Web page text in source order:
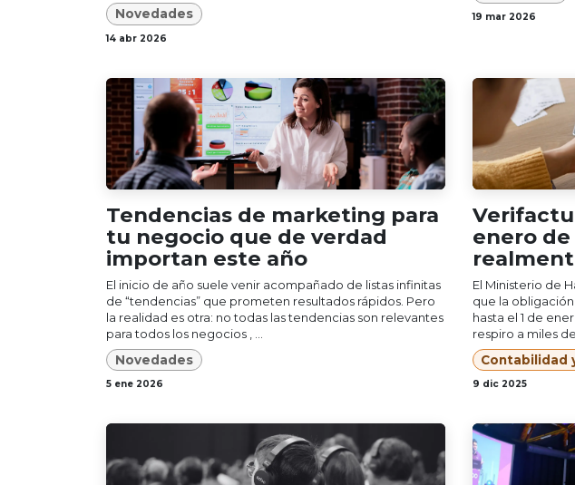
Novedades
14 abr 2026
19 mar 2026
Tendencias de marketing para
tu negocio que de verdad
importan este año
El inicio de año suele venir acompañado de listas infinitas
de “tendencias” que prometen resultados rápidos. Pero
la realidad es otra: no todas las tendencias son relevantes
para todos los negocios , ...
Novedades
5 ene 2026
Verifactu
enero de
El Ministerio de
que la
hasta el 1 de
respiro a miles
Contabilidad
9 dic 2025